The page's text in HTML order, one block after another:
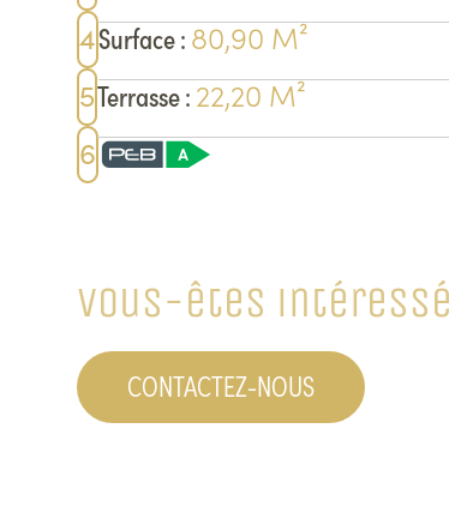
4Surface:80,90M²
5Terrasse:22,20M²
6
Vous-êtes
CONTACTEZ-NOUS